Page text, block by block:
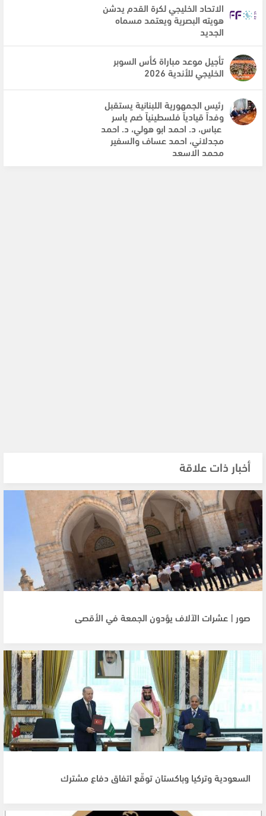
الاتحاد الخليجي لكرة القدم يدشن
هويته البصرية ويعتمد مسماه
الجديد
تأجيل موعد مباراة كأس السوبر
الخليجي للأندية 2026
رئيس الجمهورية اللبنانية يستقبل
وفداً قيادياً فلسطينياً ضم ياسر
عباس، د. احمد ابو هولي، د. احمد
مجدلاني، احمد عساف والسفير
محمد الاسعد
أخبار ذات علاقة
صور | عشرات الآلاف يؤدون الجمعة في الأقصى
السعودية وتركيا وباكستان توقّع اتفاق دفاع مشترك